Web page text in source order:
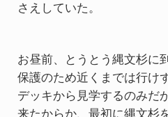
さえしていた。
お昼前、とうとう縄文杉に
保護のため近くまでは行け
デッキから見学するのみだ
来たからか、最初に縄文杉